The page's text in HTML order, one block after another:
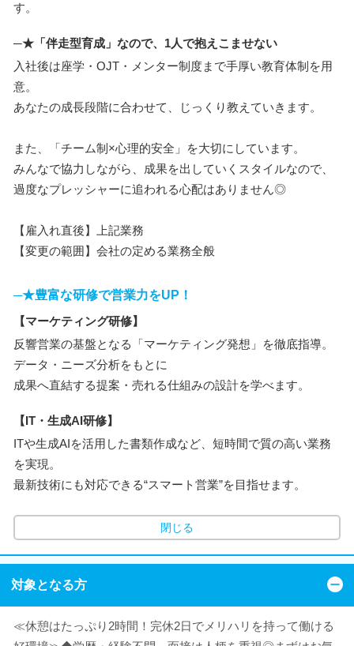
す。
─★「伴走型育成」なので、1人で抱えこませない
入社後は座学・OJT・メンター制度まで手厚い教育体制を用
意。
あなたの成長段階に合わせて、じっくり教えていきます。
また、「チーム制×心理的安全」を大切にしています。
みんなで協力しながら、成果を出していくスタイルなので、
過度なプレッシャーに追われる心配はありません◎
【雇入れ直後】上記業務
【変更の範囲】会社の定める業務全般
─★豊富な研修で営業力をUP！
【マーケティング研修】
反響営業の基盤となる「マーケティング発想」を徹底指導。
データ・ニーズ分析をもとに
成果へ直結する提案・売れる仕組みの設計を学べます。
【IT・生成AI研修】
ITや生成AIを活用した書類作成など、短時間で質の高い業務
を実現。
最新技術にも対応できる“スマート営業”を目指せます。
閉じる
対象となる方
≪休憩はたっぷり2時間！完休2日でメリハリを持って働ける